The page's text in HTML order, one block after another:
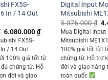
FX5S-
In / 14 Out
Original
price
was:
6.912.000 ₫.
6.080.000₫Current
price
6.080.000 ₫.
FX5S-
/ 14 Out
100% giá tốt từ
đủ chứng từ. Hỗ
đời và giao
Digital Input
Mitsubishi
5.076.000₫
Mua Digital Input
Mitsubishi
100% giá tốt từ
chứng từ. Hỗ trợ
đời và giao hàng
toàn quốc